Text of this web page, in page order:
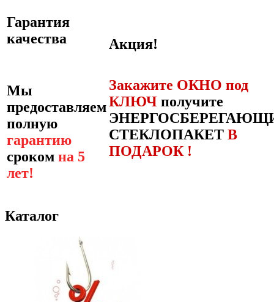
Гарантия
качества
Мы
предоставляем
полную
гарантию
сроком на 5
лет!
Акция!
Закажите ОКНО под
КЛЮЧ получите
СТЕКЛОПАКЕТ В
ПОДАРОК !
Каталог